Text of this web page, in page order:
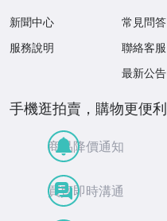
新聞中心
服務說明
常見問答
聯絡客服
最新公告
手機逛拍賣，購物更便利
商品降價通知
買賣即時溝通